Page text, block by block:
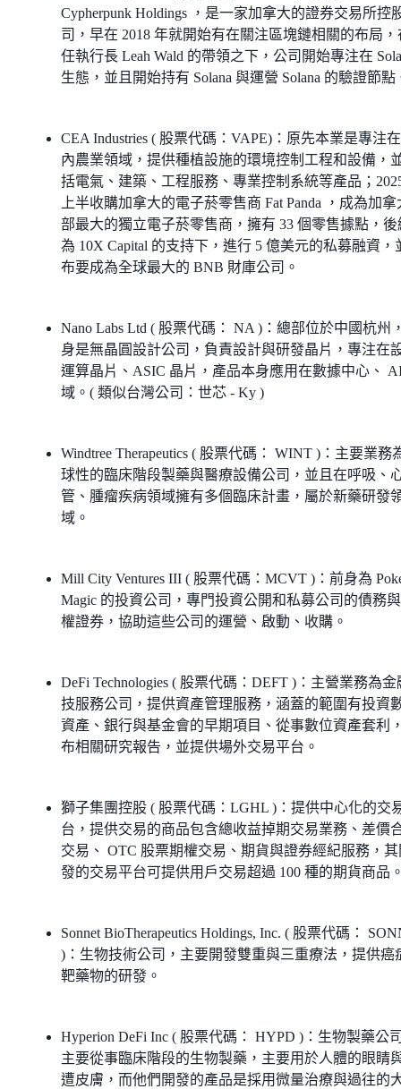
Cypherpunk Holdings ，是一家加拿大的證券交易所控
司，早在 2018 年就開始有在關注區塊鏈相關的布局，
任執行長 Leah Wald 的帶領之下，公司開始專注在
生態，並且開始持有 Solana 與運營 Solana 的驗證節點
CEA Industries ( 股票代碼：VAPE)：原先本業是專注
內農業領域，提供種植設施的環境控制工程和設備，
括電氣、建築、工程服務、專業控制系統等產品；
上半收購加拿大的電子菸零售商 Fat Panda ，成為加拿
部最大的獨立電子菸零售商，擁有 33 個零售據點，後
為 10X Capital 的支持下，進行 5 億美元的私募融資，
布要成為全球最大的 BNB 財庫公司。
Nano Labs Ltd ( 股票代碼： NA )：總部位於中國杭州
身是無晶圓設計公司，負責設計與研發晶片，專注在
運算晶片、ASIC 晶片，產品本身應用在數據中心、
域。( 類似台灣公司：世芯 - Ky )
Windtree Therapeutics ( 股票代碼： WINT )：主要業務
球性的臨床階段製藥與醫療設備公司，並且在呼吸、
管、腫瘤疾病領域擁有多個臨床計畫，屬於新藥研發
域。
Mill City Ventures III ( 股票代碼：MCVT )：前身為
Magic 的投資公司，專門投資公開和私募公司的債務
權證券，協助這些公司的運營、啟動、收購。
DeFi Technologies ( 股票代碼：DEFT )：主營業務為金
技服務公司，提供資產管理服務，涵蓋的範圍有投資
資產、銀行與基金會的早期項目、從事數位資產套利
布相關研究報告，並提供場外交易平台。
獅子集團控股 ( 股票代碼：LGHL )：提供中心化的交
台，提供交易的商品包含總收益掉期交易業務、差價
交易、 OTC 股票期權交易、期貨與證券經紀服務，其
發的交易平台可提供用戶交易超過 100 種的期貨商品
Sonnet BioTherapeutics Holdings, Inc. ( 股票代碼：
)：生物技術公司，主要開發雙重與三重療法，提供癌
靶藥物的研發。
Hyperion DeFi Inc ( 股票代碼： HYPD )：生物製藥公
主要從事臨床階段的生物製藥，主要用於人體的眼睛
遭皮膚，而他們開發的產品是採用微量治療與過往的